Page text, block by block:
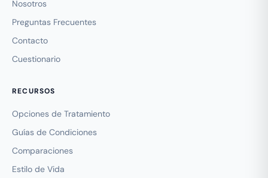
Nosotros
Preguntas Frecuentes
Contacto
Cuestionario
RECURSOS
Opciones de Tratamiento
Guías de Condiciones
Comparaciones
Estilo de Vida